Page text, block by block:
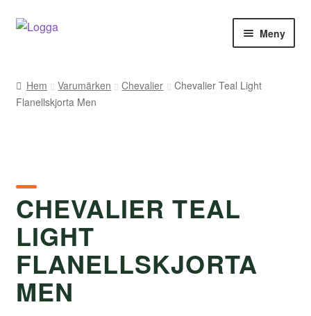
Hoppa
Hoppa
Meny
Kontakt
Varumärken
Väljare
Hem Varumärken Chevalier
Chevalier Teal Light
Flanellskjorta Men
CHEVALIER TEAL
LIGHT
FLANELLSKJORTA
MEN